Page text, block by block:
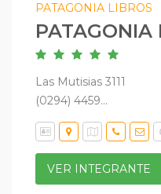
PATAGONIA LIBROS
PATAGONIA
Las Mutisias 3111
(0294) 4459...
VER INTEGRANTE